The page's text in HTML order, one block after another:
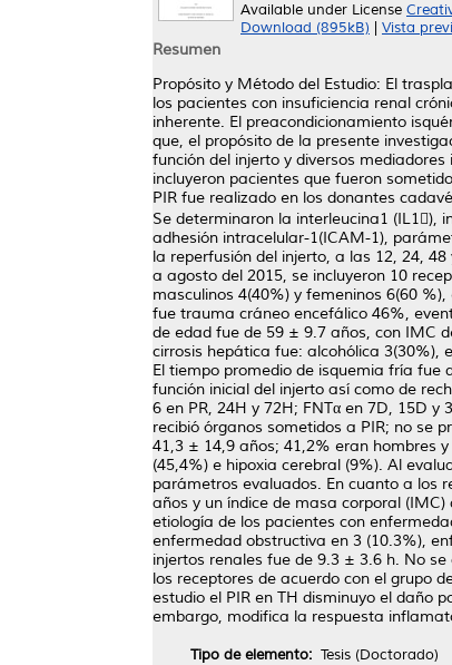
Available under License
Download (895kB)
Vista
Resumen
Propósito y Método del Estudio: El
los pacientes con insuficiencia renal
inherente. El preacondicionamiento
que, el propósito de la presente
función del injerto y diversos
incluyeron pacientes que fueron
PIR fue realizado en los donantes
Se determinaron la interleucina1 (IL1),
adhesión intracelular-1(ICAM-1),
la reperfusión del injerto, a las 12, 24,
a agosto del 2015, se incluyeron 10
masculinos 4(40%) y femeninos 6(60
fue trauma cráneo encefálico 46%,
de edad fue de 59 ± 9.7 años, con IMC
cirrosis hepática fue: alcohólica 3(30%),
El tiempo promedio de isquemia fría fue
función inicial del injerto así como de
6 en PR, 24H y 72H; FNTα en 7D, 15D
recibió órganos sometidos a PIR; no se
41,3 ± 14,9 años; 41,2% eran hombres
(45,4%) e hipoxia cerebral (9%). Al
parámetros evaluados. En cuanto a los
años y un índice de masa corporal
etiología de los pacientes con
enfermedad obstructiva en 3 (10.3%),
injertos renales fue de 9.3 ± 3.6 h. No
los receptores de acuerdo con el grupo
estudio el PIR en TH disminuyo el daño
embargo, modifica la respuesta
Tipo de elemento: Tesis (Doctorado)